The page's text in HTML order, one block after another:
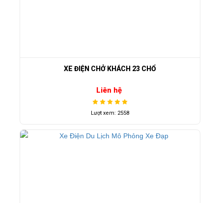
XE ĐIỆN CHỞ KHÁCH 23 CHỔ
Liên hệ
Lượt xem: 2558